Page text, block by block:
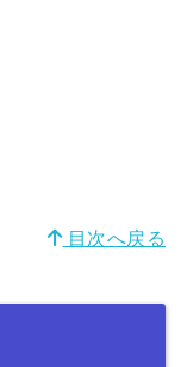
目次へ戻る